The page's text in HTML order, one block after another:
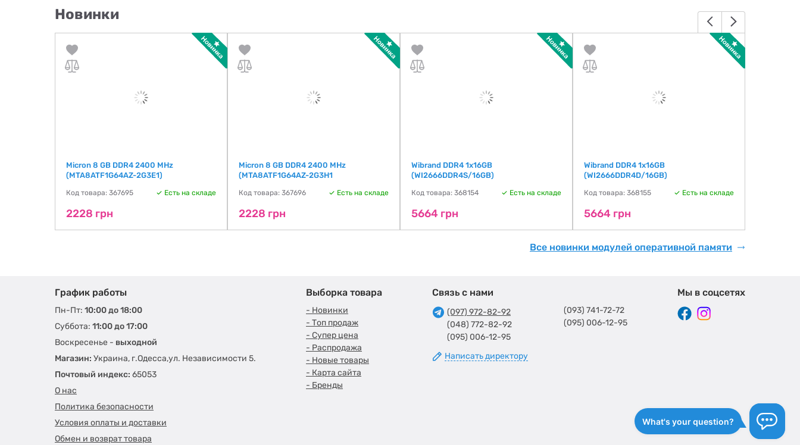
Новинки
Micron 8 GB DDR4 2400 MHz
(MTA8ATF1G64AZ-2G3E1)
Код товара: 367695 Есть на складе
2228 грн
Micron 8 GB DDR4 2400 MHz
(MTA8ATF1G64AZ-2G3H1
Код товара: 367696 Есть на складе
2228 грн
Wibrand DDR4 1x16GB
(WI2666DDR4S/16GB)
Код товара: 368154 Есть на складе
5664 грн
Wibrand DDR4 1x16GB
(WI2666DDR4D/16GB)
Код товара: 368155 Есть на складе
5664 грн
Все новинки модулей оперативной памяти
График работы
Пн-Пт: 10:00 до 18:00
Суббота: 11:00 до 17:00
Воскресенье - выходной
Магазин: Украина, г.Одесса,ул. Независимости 5.
Почтовый индекс: 65053
О нас
Политика безопасности
Условия оплаты и доставки
Обмен и возврат товара
Выборка товара
- Новинки
- Топ продаж
- Супер цена
- Распродажа
- Новые товары
- Карта сайта
- Бренды
Связь с нами
(097) 972-82-92
(048) 772-82-92
(095) 006-12-95
Написать директору
(093) 741-72-72
(095) 006-12-95
Мы в соцсетях